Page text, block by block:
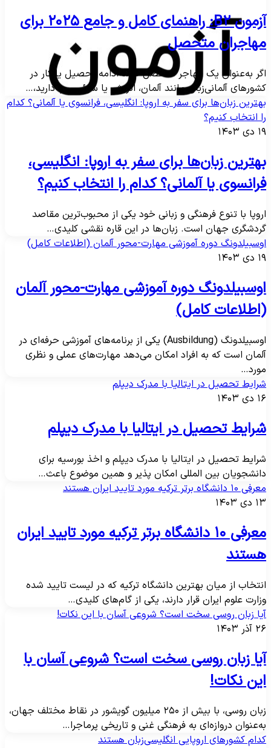
آزمون B۲: راهنمای کامل و جامع ۲۰۲۵ برای
متحصل
به‌عنوان یک مهاجر متحصل قصد ادامه تحصیل یا کار در
آلمانی‌زبان مانند آلمان، اتریش یا سوئیس را دارید،…
زبان‌ها برای سفر به اروپا: انگلیسی، فرانسوی یا آلمانی؟ کدام
انتخاب کنیم؟
زبان‌ها برای سفر به اروپا: انگلیسی،
یا آلمانی؟ کدام را انتخاب کنیم؟
با تنوع فرهنگی و زبانی خود یکی از محبوب‌ترین مقاصد
جهان است. زبان‌ها در این قاره نقشی کلیدی…
دوره آموزشی مهارت-محور آلمان (اطلاعات کامل)
دوره آموزشی مهارت-محور آلمان
کامل)
اوسبیلدونگ (Ausbildung) یکی از برنامه‌های آموزشی حرفه‌ای در
است که به افراد امکان می‌دهد مهارت‌های عملی و نظری
تحصیل در ایتالیا با مدرک دیپلم
۱۴۰۳
تحصیل در ایتالیا با مدرک دیپلم
تحصیل در ایتالیا با مدرک دیپلم و اخذ بورسیه برای
بین المللی امکان پذیر و همین موضوع باعث…
دانشگاه برتر ترکیه مورد تایید ایران هستند
۱۴۰۳
معرفی ۱۰ دانشگاه برتر ترکیه مورد تایید ایران
از میان بهترین دانشگاه‌ ترکیه که در لیست تایید شده
علوم ایران قرار دارند، یکی از گام‌های کلیدی…
زبان روسی سخت است؟ شروعی آسان با این نکات!
۱۴۰۳
زبان روسی سخت است؟ شروعی آسان با
نکات!
زبان روسی، با بیش از ۲۵۰ میلیون گویشور در نقاط مختلف جهان،
دروازه‌ای به فرهنگی غنی و تاریخی پرماجرا…
کشورهای اروپایی انگلیسی‌زبان هستند